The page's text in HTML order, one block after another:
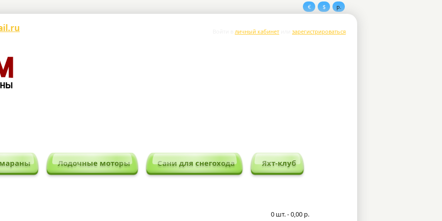
€ $ р.
личный кабинет зарегистрироваться
Лодочные моторы Сани для снегохода Яхт-клуб
0 шт. - 0,00 р.